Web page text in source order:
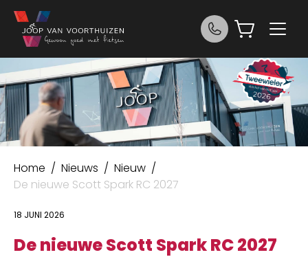
Ga naar de inhoud
Home Joop van Voorthuizen Fietsen
/ Nieuws / Nieuw /
De nieuwe Scott Spark RC 2027
18 JUNI 2026
De nieuwe Scott Spark RC 2027